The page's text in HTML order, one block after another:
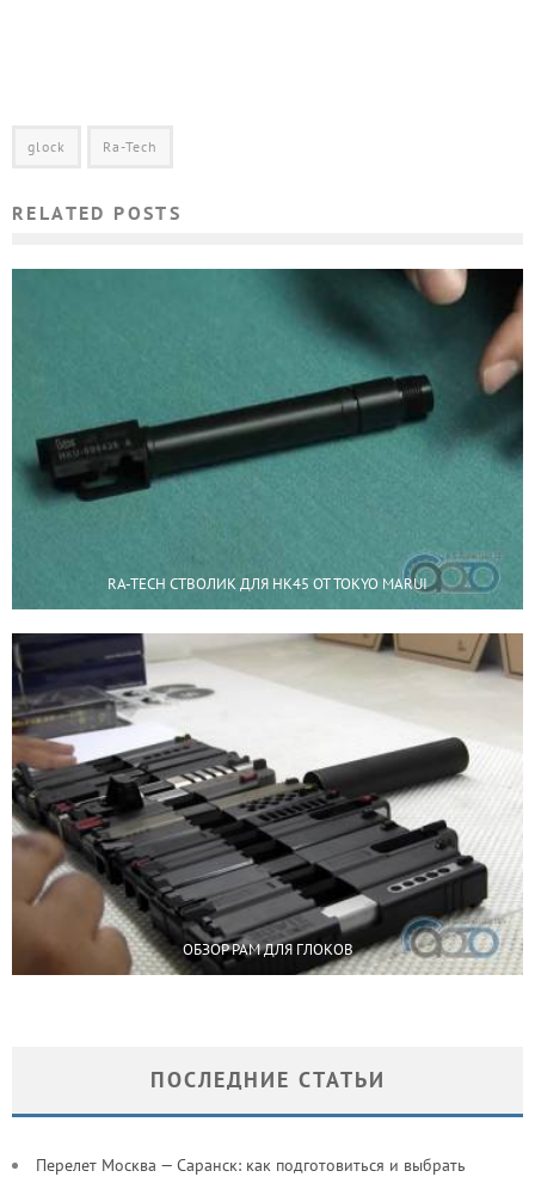
glock Ra-Tech
RELATED POSTS
RA-TECH СТВОЛИК ДЛЯ HK45 ОТ TOKYO MARUI
ОБЗОР РАМ ДЛЯ ГЛОКОВ
ПОСЛЕДНИЕ СТАТЬИ
Перелет Москва — Саранск: как подготовиться и выбрать